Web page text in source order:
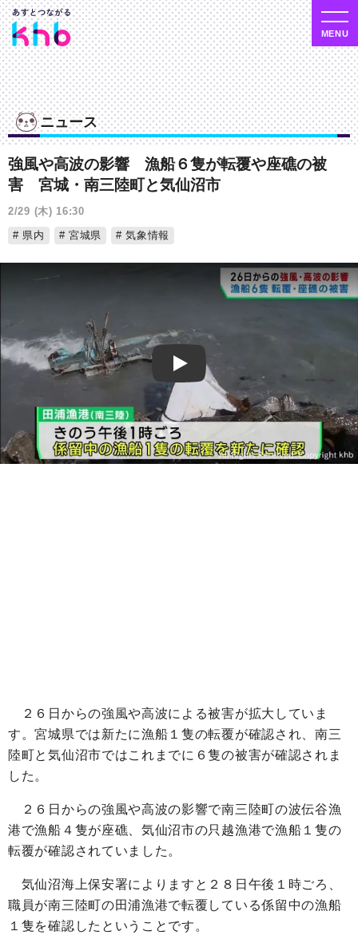
ニュース
強風や高波の影響 漁船６隻が転覆や座礁の被
害 宮城・南三陸町と気仙沼市
2/29 (木) 16:30
県内
宮城県 気象情報
Play
２６日からの強風や高波による被害が拡大していま
す。宮城県では新たに漁船１隻の転覆が確認され、南三
陸町と気仙沼市ではこれまでに６隻の被害が確認されま
した。
２６日からの強風や高波の影響で南三陸町の波伝谷漁
港で漁船４隻が座礁、気仙沼市の只越漁港で漁船１隻の
転覆が確認されていました。
気仙沼海上保安署によりますと２８日午後１時ごろ、
職員が南三陸町の田浦漁港で転覆している係留中の漁船
１隻を確認したということです。